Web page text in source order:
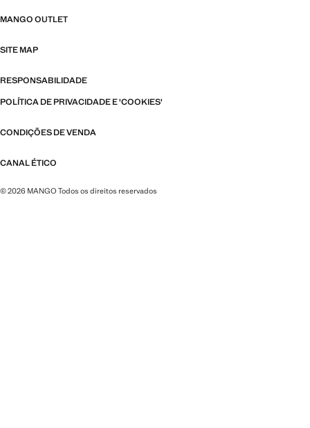
MANGO OUTLET
SITE MAP
RESPONSABILIDADE
POLÍTICA DE PRIVACIDADE E 'COOKIES'
CONDIÇÕES DE VENDA
CANAL ÉTICO
© 2026 MANGO Todos os direitos reservados